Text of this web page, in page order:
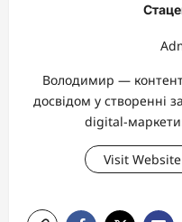
Володимир —
досвідом у створенні
digital-
Visit Website